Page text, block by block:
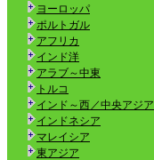
ヨーロッパ
ポルトガル
アフリカ
インド洋
アラブ～中東
トルコ
インド～西／中央アジア
インドネシア
マレイシア
東アジア